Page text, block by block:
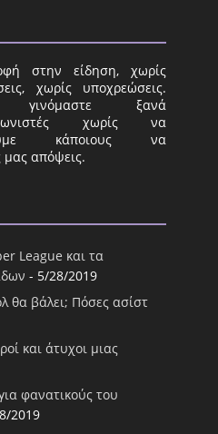
στην είδηση, χωρίς
χωρίς υποχρεώσεις.
γινόμαστε ξανά
χωρίς να
κάποιους να
μας απόψεις.
League και τα
- 5/28/2019
θα βάλει; Πόσες ασίστ
και άτυχοι μιας
φανατικούς του
2019